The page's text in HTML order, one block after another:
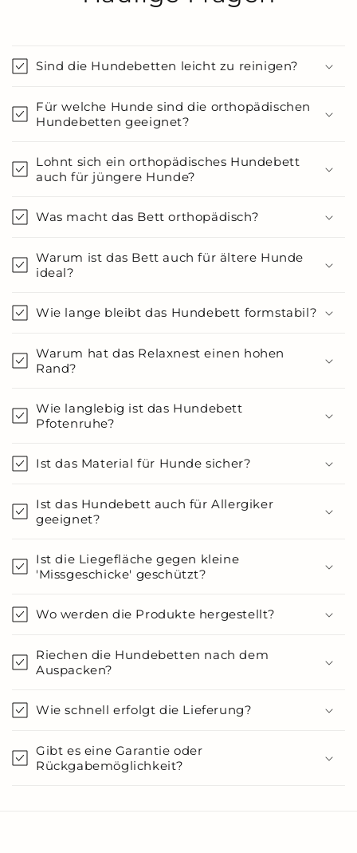
Sind die Hundebetten leicht zu reinigen?
Für welche Hunde sind die orthopädischen
Hundebetten geeignet?
Lohnt sich ein orthopädisches Hundebett
auch für jüngere Hunde?
Was macht das Bett orthopädisch?
Warum ist das Bett auch für ältere Hunde
ideal?
Wie lange bleibt das Hundebett formstabil?
Warum hat das Relaxnest einen hohen
Rand?
Wie langlebig ist das Hundebett
Pfotenruhe?
Ist das Material für Hunde sicher?
Ist das Hundebett auch für Allergiker
geeignet?
Ist die Liegefläche gegen kleine
'Missgeschicke' geschützt?
Wo werden die Produkte hergestellt?
Riechen die Hundebetten nach dem
Auspacken?
Wie schnell erfolgt die Lieferung?
Gibt es eine Garantie oder
Rückgabemöglichkeit?